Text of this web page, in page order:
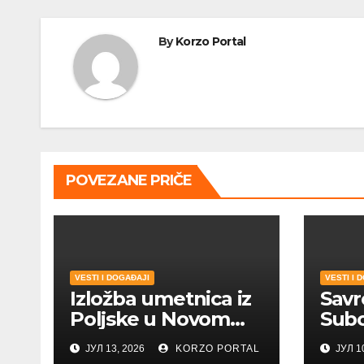
ByKorzo Portal
POVEZANE PRIČE
VESTI I DOGAĐAJI
Izložba umetnica iz
Poljske u Novom
Sadu
ЈУЛ 13, 2026 KORZO PORTAL
VESTI I
ЈУЛ